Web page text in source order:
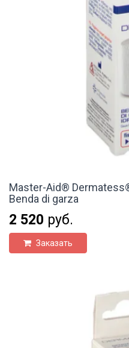
Master-Aid®
Benda di garza
2 520 руб.
Заказать